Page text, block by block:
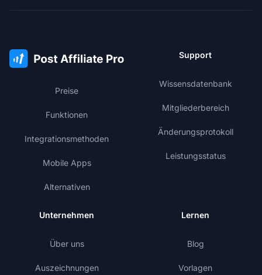
Preise
Funktionen
Integrationsmethoden
Mobile Apps
Alternativen
Support
Wissensdatenbank
Mitgliederbereich
Änderungsprotokoll
Leistungsstatus
Unternehmen
Über uns
Auszeichnungen
Lernen
Blog
Vorlagen